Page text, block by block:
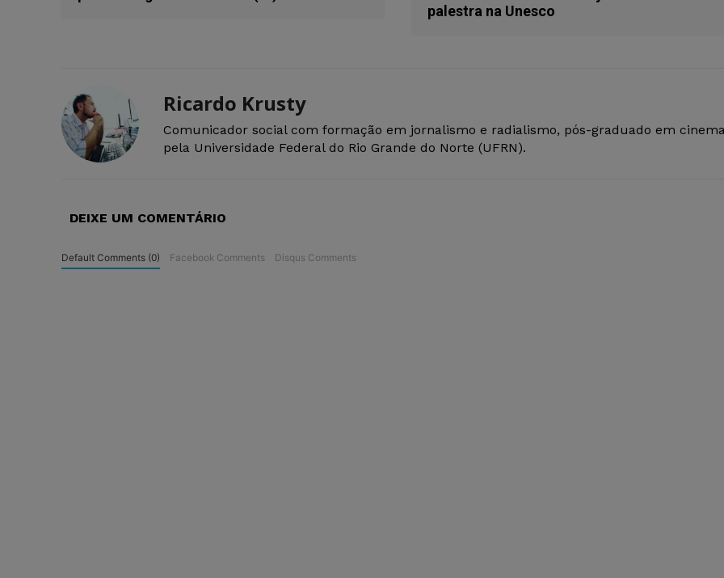
palestra na Unesco
Ricardo Krusty
Comunicador social com formação em jornalismo e radialismo, pós-graduado em
pela Universidade Federal do Rio Grande do Norte (UFRN).
DEIXE UM COMENTÁRIO
Default Comments (0) Facebook Comments Disqus Comments